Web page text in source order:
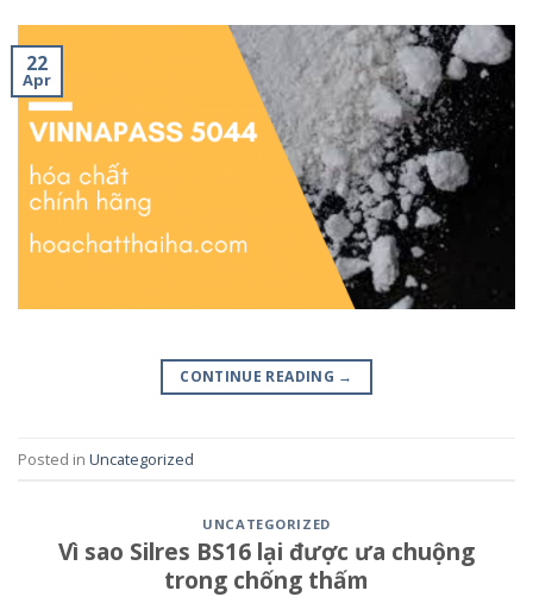
22
Apr
CONTINUE READING →
Posted in Uncategorized
UNCATEGORIZED
Vì sao Silres BS16 lại được ưa chuộng
trong chống thấm